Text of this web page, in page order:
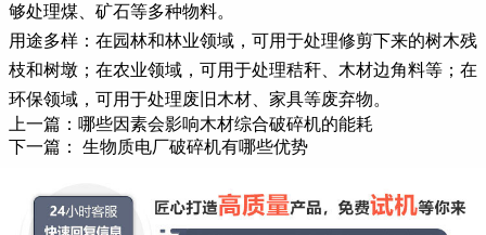
够处理煤、矿石等多种物料。
用途多样：在园林和林业领域，可用于处理修剪下来的树木残
枝和树墩；在农业领域，可用于处理秸秆、木材边角料等；在
环保领域，可用于处理废旧木材、家具等废弃物。
上一篇： 哪些因素会影响木材综合破碎机的能耗
下一篇：
生物质电厂破碎机有哪些优势